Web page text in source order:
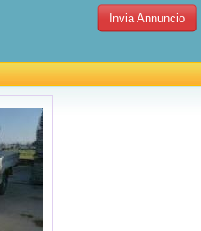
Invia Annuncio